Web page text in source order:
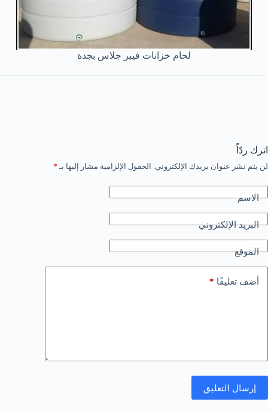
لحام خزانات فيبر جلاس بجدة
اترك ردّاً
لن يتم نشر عنوان بريدك الإلكتروني. الحقول الإلزامية مشار إليها بـ *
الاسم
البريد الإلكتروني
الموقع
أضف تعليقًا *
إرسال التعليق